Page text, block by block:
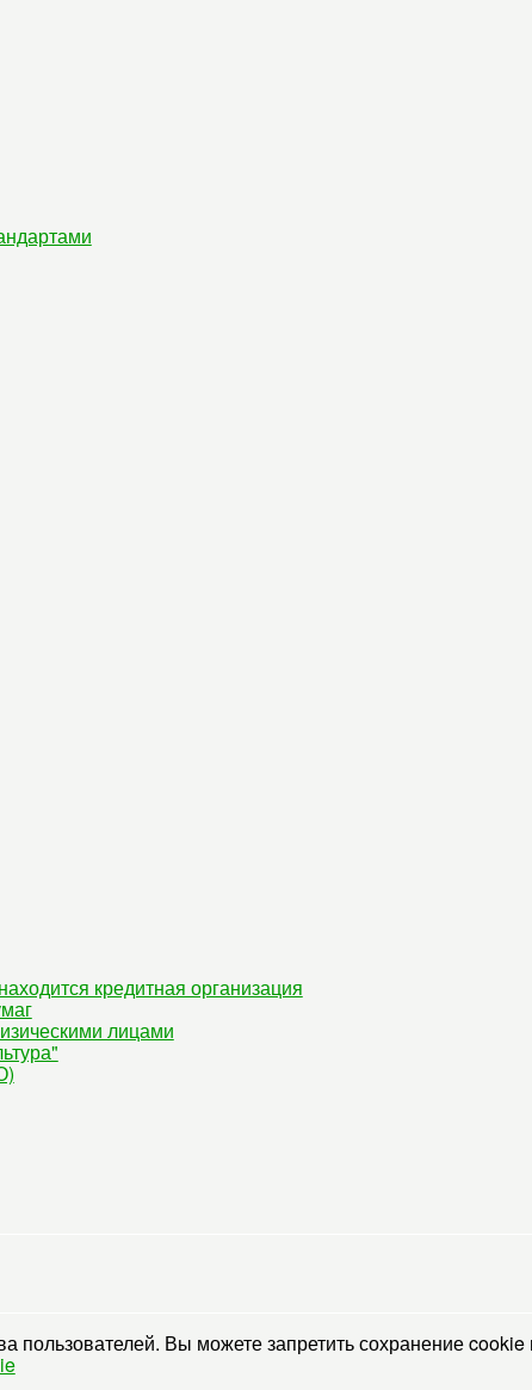
кредитная организация
лицами
Вы можете запретить сохранение cookie